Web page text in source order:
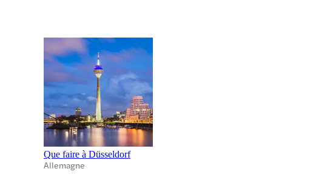
Que faire à Düsseldorf
Allemagne